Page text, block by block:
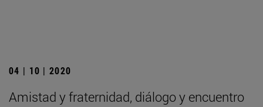
04 | 10 | 2020
Amistad y fraternidad, diálogo y encuentro